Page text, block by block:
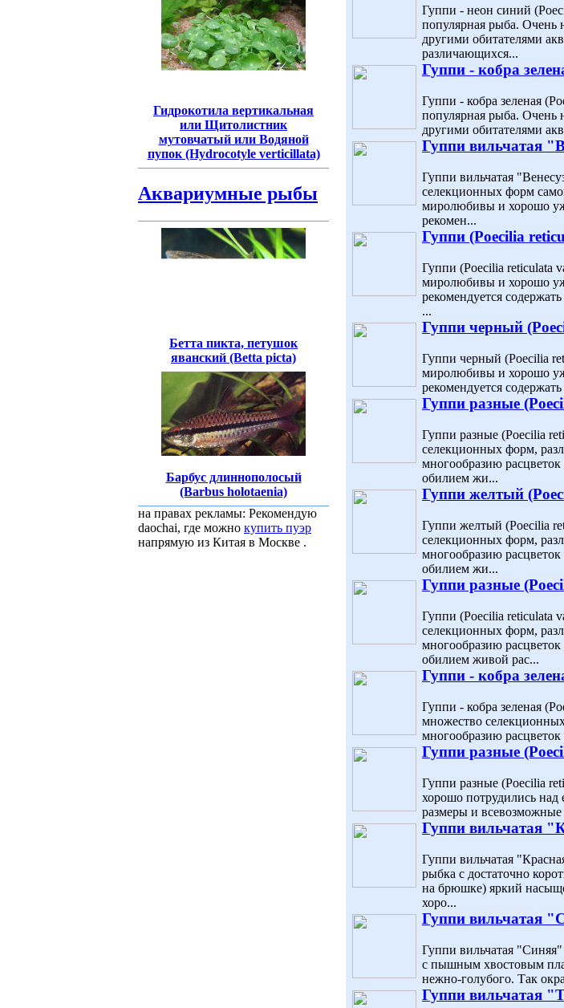
Гидрокотила вертикальная
или Щитолистник
мутовчатый или Водяной
пупок (Hydrocotyle verticillata)
Аквариумные рыбы
Бетта пикта, петушок
яванский (Betta picta)
Барбус длиннополосый
(Barbus holotaenia)
на правах рекламы: Рекомендую
daochai, где можно купить пуэр
напрямую из Китая в Москве .
Гуппи - неон синий
популярная рыба.
другими обитателями
различающихся...
Гуппи - кобра
Гуппи - кобра зеленая
популярная рыба.
другими обитателями
Гуппи вильчатая
Гуппи вильчатая
селекционных форм
миролюбивы и хорошо
рекомен...
Гуппи (Poecilia
Гуппи (Poecilia reticulata
миролюбивы и хорошо
рекомендуется
...
Гуппи черный
Гуппи черный (Poecilia
миролюбивы и хорошо
рекомендуется
Гуппи разные
Гуппи разные (Poecilia
селекционных форм,
многообразию
обилием жи...
Гуппи желтый
Гуппи желтый (Poecilia
селекционных форм,
многообразию
обилием жи...
Гуппи разные
Гуппи (Poecilia reticulata
селекционных форм,
многообразию
обилием живой рас...
Гуппи - кобра
Гуппи - кобра зеленая
множество
многообразию
Гуппи разные
Гуппи разные (Poecilia
хорошо потрудились
размеры и
Гуппи вильчатая
Гуппи вильчатая
рыбка с достаточно
на брюшке) яркий
хоро...
Гуппи вильчатая
Гуппи вильчатая
с пышным хвостовым
нежно-голубого. Так
Гуппи вильчатая